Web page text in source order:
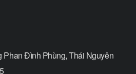
Phan Đình Phùng, Thái Nguyên